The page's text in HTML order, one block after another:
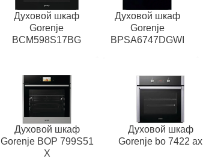
Духовой шкаф
Gorenje
BCM598S17BG
Духовой шкаф
Gorenje
BPSA6747DGWI
Духовой шкаф
Gorenje BOP 799S51
X
Духовой шкаф
Gorenje bo 7422 ax